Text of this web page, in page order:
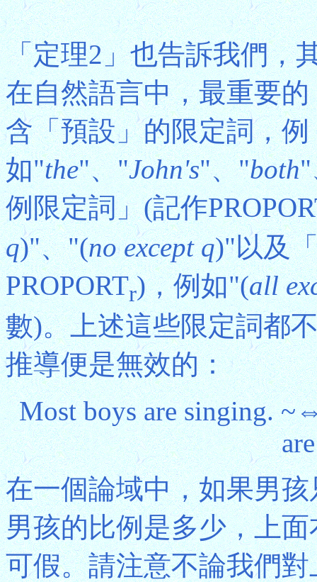
「定理2」也告訴我們，
在自然語言中，最重要
含「預設」的限定詞，例
如"the"、"John's"、"both"
例限定詞」(記作
q)"、"(no except q)"以及
PROPORTr)，例如"(all
數)。上述這些限定詞都
推導便是無效的：
Most boys are singing.
在一個論域中，如果男
男孩的比例是多少，上
可假。請注意不論我們